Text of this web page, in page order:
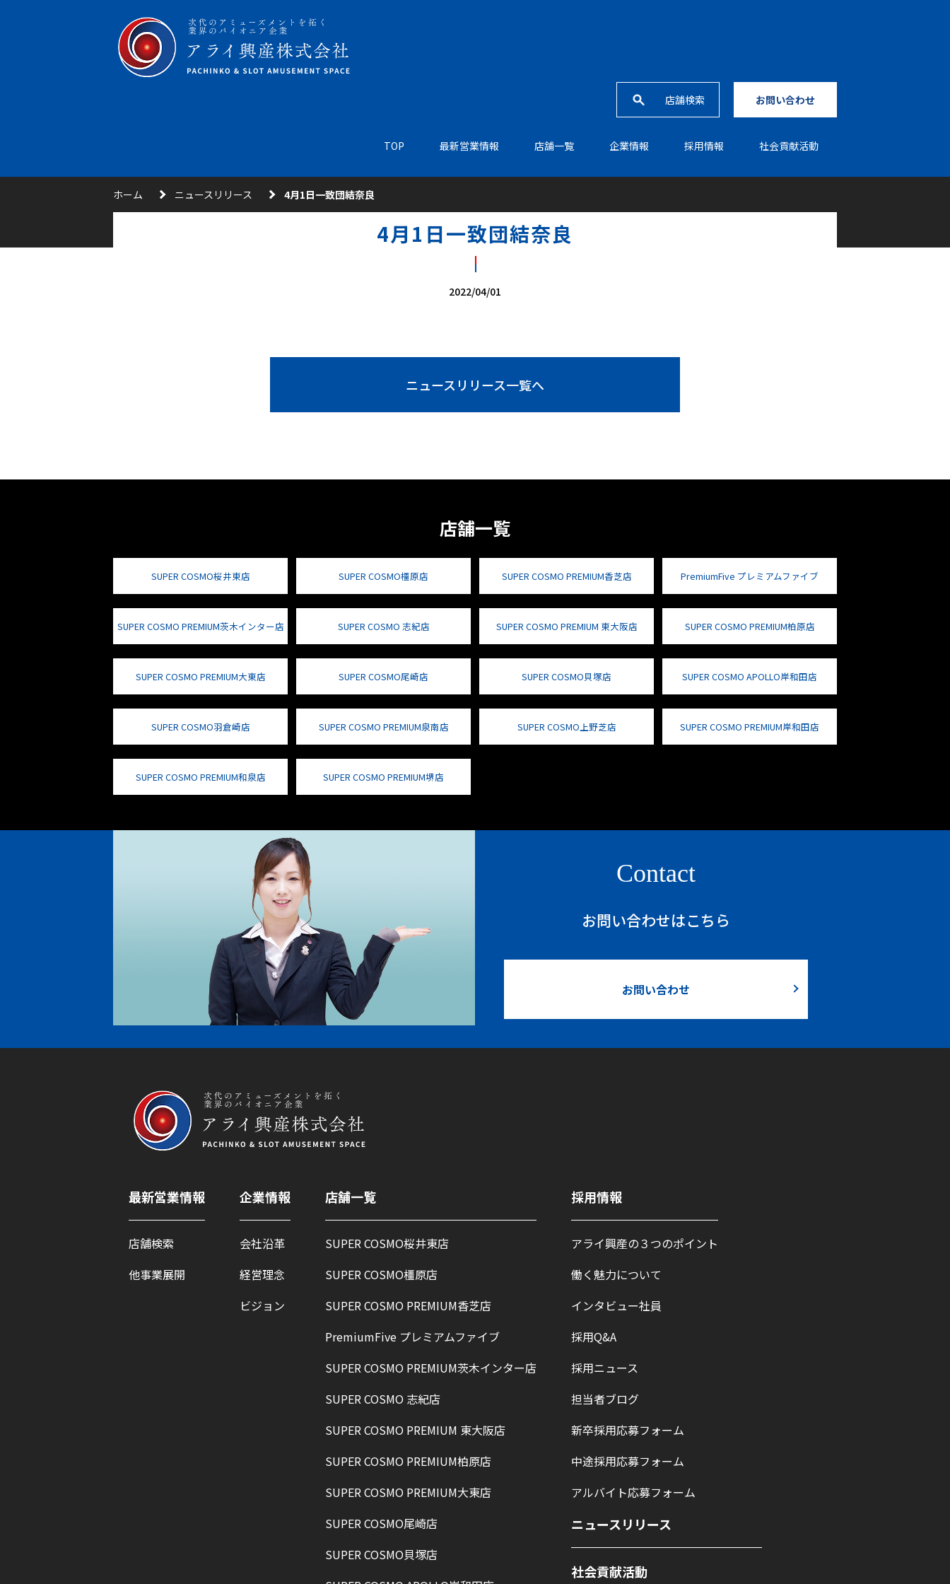
店舗検索 お問い合わせ
TOP 最新営業情報 店舗一覧 企業情報 採⽤情報 社会貢献活動
ホーム ニュースリリース 4月1日一致団結奈良
4月1日一致団結奈良
2022/04/01
ニュースリリース一覧へ
店舗一覧
SUPER COSMO桜井東店 SUPER COSMO橿原店 SUPER COSMO PREMIUM香芝店 PremiumFive プレミアムファイブ
SUPER COSMO PREMIUM茨木インター店 SUPER COSMO 志紀店 SUPER COSMO PREMIUM 東大阪店 SUPER COSMO PREMIUM柏原店
SUPER COSMO PREMIUM大東店 SUPER COSMO尾崎店 SUPER COSMO貝塚店 SUPER COSMO APOLLO岸和田店
SUPER COSMO羽倉崎店 SUPER COSMO PREMIUM泉南店 SUPER COSMO上野芝店 SUPER COSMO PREMIUM岸和田店
SUPER COSMO PREMIUM和泉店 SUPER COSMO PREMIUM堺店
Contact
お問い合わせはこちら
お問い合わせ
最新営業情報
店舗検索
他事業展開
企業情報
会社沿革
経営理念
ビジョン
店舗一覧
SUPER COSMO桜井東店
SUPER COSMO橿原店
SUPER COSMO PREMIUM香芝店
PremiumFive プレミアムファイブ
SUPER COSMO PREMIUM茨木インター店
SUPER COSMO 志紀店
SUPER COSMO PREMIUM 東大阪店
SUPER COSMO PREMIUM柏原店
SUPER COSMO PREMIUM大東店
SUPER COSMO尾崎店
SUPER COSMO貝塚店
採用情報
アライ興産の３つのポイント
働く魅力について
インタビュー社員
採用Q&A
採用ニュース
担当者ブログ
新卒採用応募フォーム
中途採用応募フォーム
アルバイト応募フォーム
ニュースリリース
社会貢献活動